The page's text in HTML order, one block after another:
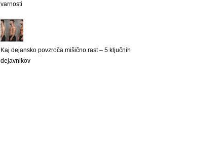
varnosti
Kaj dejansko povzroča mišično rast – 5 ključnih
dejavnikov